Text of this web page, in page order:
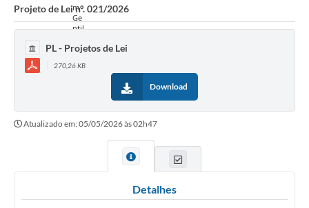
Projeto de Lei nº. 021/2026
PL - Projetos de Lei
270,26 KB
Download
Atualizado em: 05/05/2026 às 02h47
Detalhes